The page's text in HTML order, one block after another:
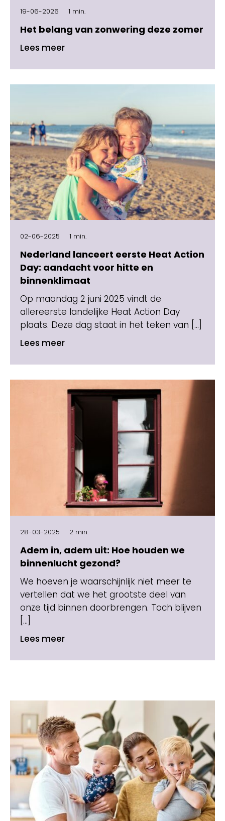
19-06-2026 1 min.
Het belang van zonwering deze zomer
Lees meer
02-06-2025 1 min.
Nederland lanceert eerste Heat Action
Day: aandacht voor hitte en
binnenklimaat
Op maandag 2 juni 2025 vindt de
allereerste landelijke Heat Action Day
plaats. Deze dag staat in het teken van […]
Lees meer
28-03-2025 2 min.
Adem in, adem uit: Hoe houden we
binnenlucht gezond?
We hoeven je waarschijnlijk niet meer te
vertellen dat we het grootste deel van
onze tijd binnen doorbrengen. Toch blijven
[…]
Lees meer